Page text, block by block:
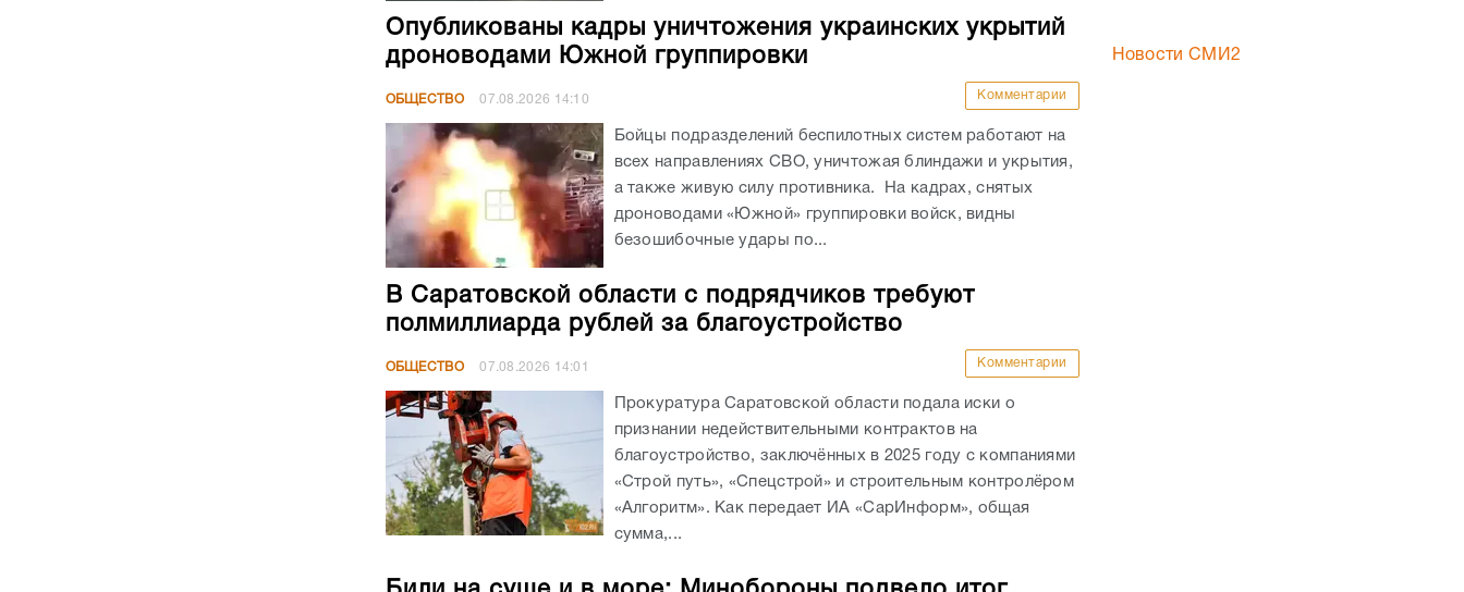
Опубликованы кадры уничтожения украинских укрытий
дроноводами Южной группировки
ОБЩЕСТВО 07.08.2026 14:10 Комментарии
Бойцы подразделений беспилотных систем работают на
всех направлениях СВО, уничтожая блиндажи и укрытия,
а также живую силу противника. На кадрах, снятых
дроноводами «Южной» группировки войск, видны
безошибочные удары по...
В Саратовской области с подрядчиков требуют
полмиллиарда рублей за благоустройство
ОБЩЕСТВО 07.08.2026 14:01 Комментарии
Прокуратура Саратовской области подала иски о
признании недействительными контрактов на
благоустройство, заключённых в 2025 году с компаниями
«Строй путь», «Спецстрой» и строительным контролёром
«Алгоритм». Как передает ИА «СарИнформ», общая
сумма,...
Новости СМИ2